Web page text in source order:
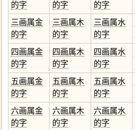
的字
的字
的字
三画属金
的字
三画属木
的字
三画属水
的字
四画属金
的字
四画属木
的字
四画属水
的字
五画属金
的字
五画属木
的字
五画属水
的字
六画属金
的字
六画属木
的字
六画属水
的字